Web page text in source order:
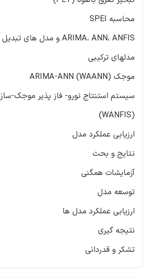
محاسبه SPEI
ARIMA، ANN، ANFIS و مدل های تبدیل موجک گسسته
مدلهای ترکیبی
موجک (ARIMA-ANN (WAANN
سیستم استنتاج نورو- فاز پذیر موجک-
(WANFIS)
ارزیابی عملکرد مدل
نتایج و بحث
آزمایشات همگنی
توسعه مدل
ارزیابی عملکرد مدل ها
نتیجه گیری
تشکر و قدردانی